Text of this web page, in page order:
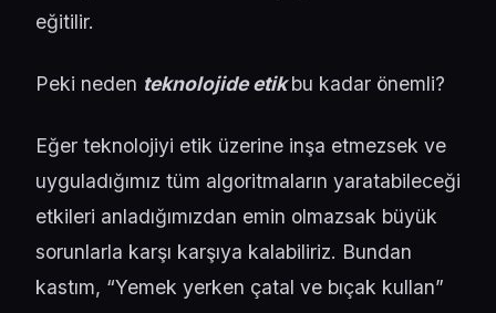
eğitilir.
Peki neden teknolojide etikbu kadar önemli?
Eğer teknolojiyi etik üzerine inşa etmezsek ve
uyguladığımız tüm algoritmaların yaratabileceği
etkileri anladığımızdan emin olmazsak büyük
sorunlarla karşı karşıya kalabiliriz. Bundan
kastım, “Yemek yerken çatal ve bıçak kullan”